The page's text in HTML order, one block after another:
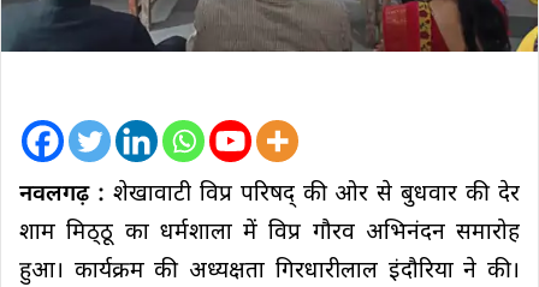
नवलगढ़ : शेखावाटी विप्र परिषद् की ओर से बुधवार की देर
शाम मिठ्‌ठू का धर्मशाला में विप्र गौरव अभिनंदन समारोह
हुआ। कार्यक्रम की अध्यक्षता गिरधारीलाल इंदौरिया ने की।